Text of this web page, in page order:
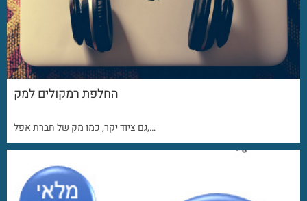
החלפת רמקולים למק
גם ציוד יקר, כמו מק של חברת אפל,…